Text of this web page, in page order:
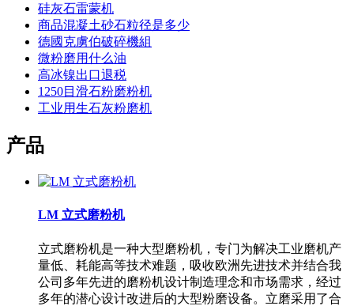
硅灰石雷蒙机
商品混凝土砂石粒径是多少
德國克虜伯破碎機組
微粉磨用什么油
高冰镍出口退税
1250目滑石粉磨粉机
工业用生石灰粉磨机
产品
LM 立式磨粉机
立式磨粉机是一种大型磨粉机，专门为解决工业磨机产
量低、耗能高等技术难题，吸收欧洲先进技术并结合我
公司多年先进的磨粉机设计制造理念和市场需求，经过
多年的潜心设计改进后的大型粉磨设备。立磨采用了合